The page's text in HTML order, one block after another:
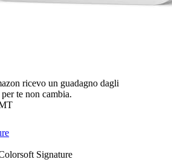
ricevo un guadagno dagli
te non cambia.
Signature